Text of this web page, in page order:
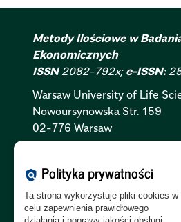
Metody Ilościowe w
Ekonomicznych
ISSN2082-792x; e-ISSN:
Warsaw University of Life
Nowoursynowska Str. 159
02-776 Warsaw
Polityka Prywatności:PL
Polityka RODO:PL|EN
policy Polityka prywatności
Ta strona wykorzystuje pliki cookies w
celu zapewnienia prawidłowego
działania i poprawy jakości obsługi.